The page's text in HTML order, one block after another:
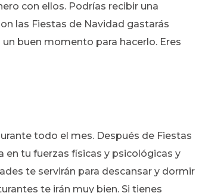
con ellos. Podrías recibir una
las Fiestas de Navidad gastarás
buen momento para hacerlo. Eres
todo el mes. Después de Fiestas
en tu fuerzas físicas y psicológicas y
te servirán para descansar y dormir
te irán muy bien. Si tienes